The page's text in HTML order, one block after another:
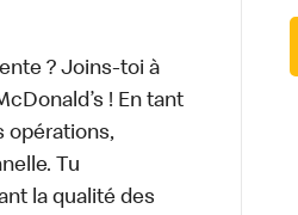
? Joins-toi à
! En tant
opérations,
Tu
la qualité des